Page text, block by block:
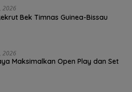
2026
Bek Timnas Guinea-Bissau
2026
Maksimalkan Open Play dan Set